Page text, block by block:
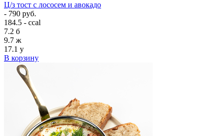
Ц/з тост с лососем и авокадо
- 790 руб.
184.5 - ccal
7.2 б
9.7 ж
17.1 у
В корзину